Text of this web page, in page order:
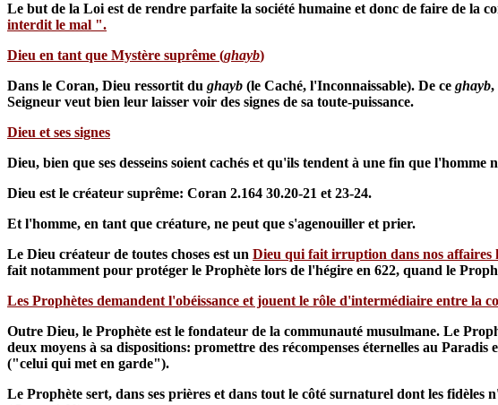
Le but de la Loi est de rendre parfaite la société humaine et donc de faire de la
interdit le mal ".
Dieu en tant que Mystère suprême (ghayb)
Dans le Coran, Dieu ressortit du ghayb (le Caché, l'Inconnaissable). De ce ghayb,
Seigneur veut bien leur laisser voir des signes de sa toute-puissance.
Dieu et ses signes
Dieu, bien que ses desseins soient cachés et qu'ils tendent à une fin que
Dieu est le créateur suprême: Coran 2.164 30.20-21 et 23-24.
Et l'homme, en tant que créature, ne peut que s'agenouiller et prier.
Le Dieu créateur de toutes choses est un Dieu qui fait irruption dans nos affaires
fait notamment pour protéger le Prophète lors de l'hégire en 622, quand le
Les Prophètes demandent l'obéissance et jouent le rôle d'intermédiaire entre la
Outre Dieu, le Prophète est le fondateur de la communauté musulmane. Le
deux moyens à sa dispositions: promettre des récompenses éternelles au
("celui qui met en garde").
Le Prophète sert, dans ses prières et dans tout le côté surnaturel dont les